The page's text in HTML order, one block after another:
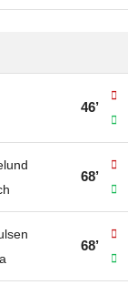
46’
68’
68’